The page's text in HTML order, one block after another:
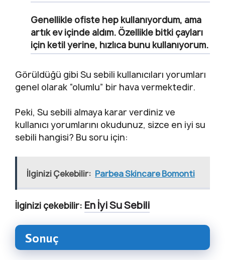
Genellikle ofiste hep kullanıyordum, ama
artık ev içinde aldım. Özellikle bitki çayları
için ketil yerine, hızlıca bunu kullanıyorum.
Görüldüğü gibi Su sebili kullanıcıları yorumları
genel olarak “olumlu” bir hava vermektedir.
Peki, Su sebili almaya karar verdiniz ve
kullanıcı yorumlarını okudunuz, sizce en iyi su
sebili hangisi? Bu soru için:
İlginizi Çekebilir: Parbea Skincare Bomonti
İlginizi çekebilir: En İyi Su Sebili
Sonuç